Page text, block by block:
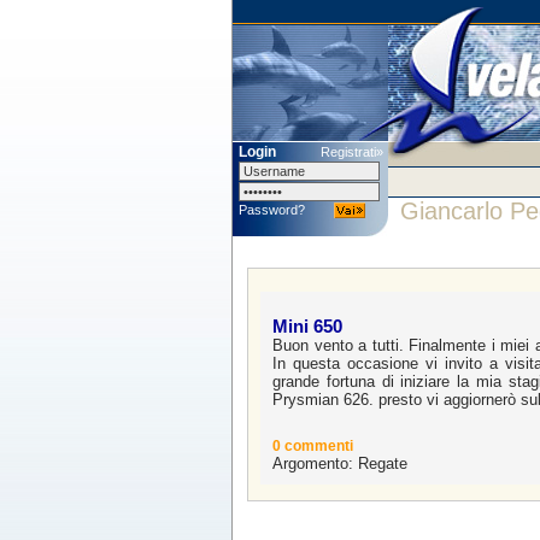
Login Registrati»
Password? Giancarlo
Mini 650
Buon vento a tutti. Finalmente i miei
In questa occasione vi invito a
grande fortuna di iniziare la mia
Prysmian 626. presto vi aggiornerò
0 commenti
Argomento: Regate